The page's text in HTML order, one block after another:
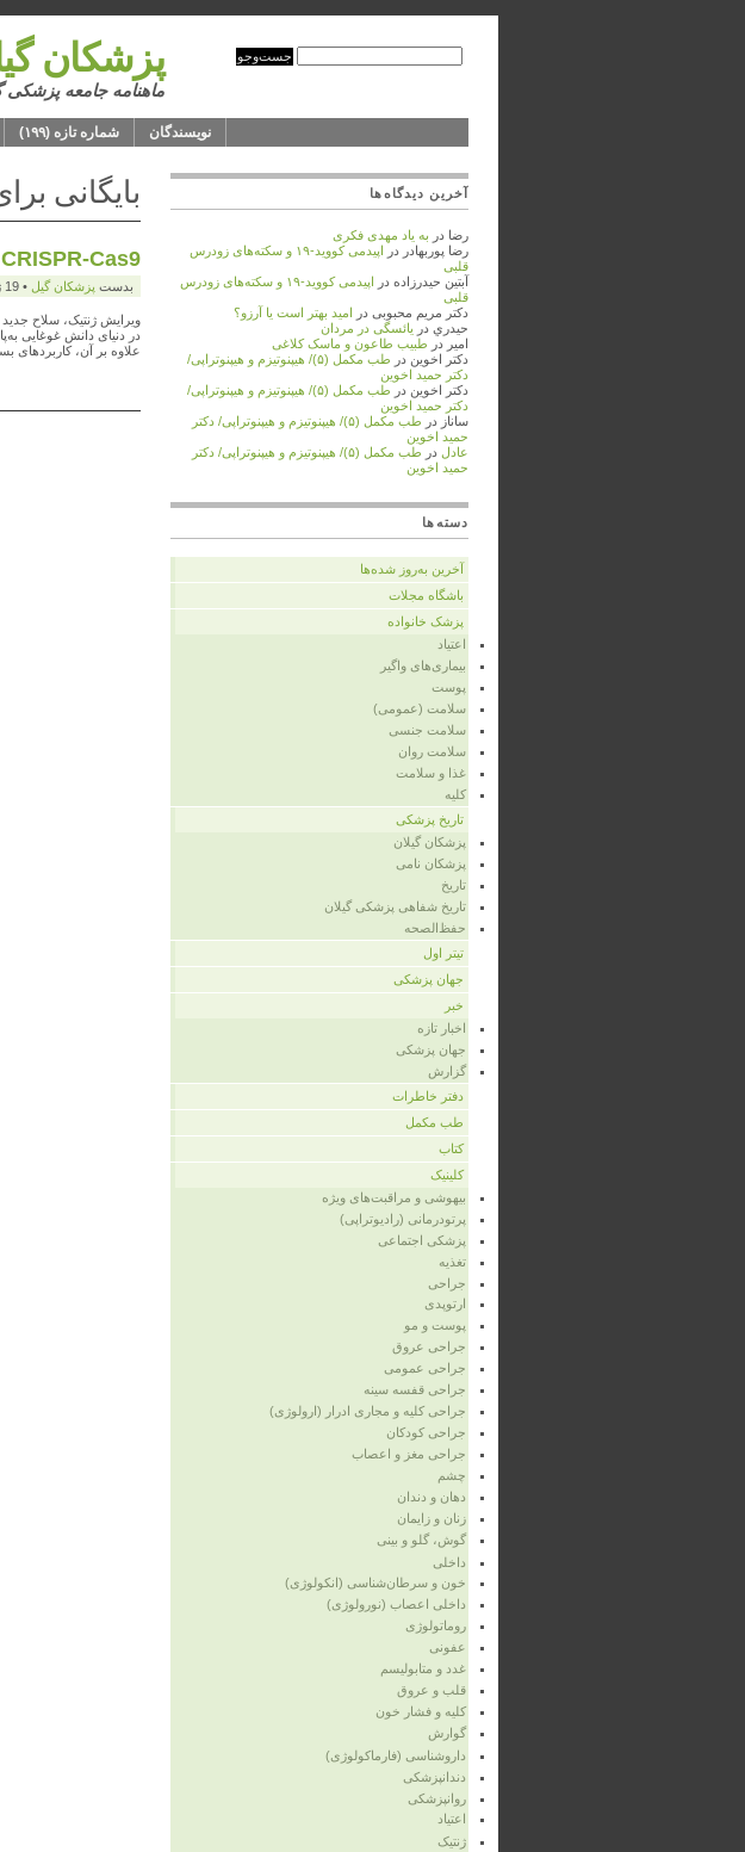
پزشکان
ماهنامه جامعه پزشکی
شماره‌‌ تازه (۱۹۹) نویسندگان
بایگانی
CRISPR-Cas9 غوغا به‌پا می‌کند!
بدست پزشكان گيل • 19 ژوئن 2017 • دسته:
در دنیای دانش غوغایی
علاوه بر آن،
آخرین دیدگاه‌ها
رضا در به ‌یاد مهدی فکری
رضا پوربهادر در
اپیدمی کووید-۱۹ و سکته‌های زودرس
قلبی
آبتین حیدرزاده در
اپیدمی کووید-۱۹ و سکته‌های زودرس
قلبی
دکتر مریم محبوبی در امید بهتر است یا آرزو؟
حيدري در یائسگی در مردان
امیر در طبیب طاعون و ماسک کلاغی
دکتر اخوین در
طب مکمل (۵)/ هیپنوتیزم و هیپنوتراپی/
دکتر حمید اخوین
دکتر اخوین در
طب مکمل (۵)/ هیپنوتیزم و هیپنوتراپی/
دکتر حمید اخوین
ساناز در
طب مکمل (۵)/ هیپنوتیزم و هیپنوتراپی/ دکتر
حمید اخوین
عادل در
طب مکمل (۵)/ هیپنوتیزم و هیپنوتراپی/ دکتر
حمید اخوین
دسته‌ها
آخرین به‌روز شده‌ها
باشگاه مجلات
پزشک خانواده
اعتیاد
بیماری‌های واگیر
پوست
سلامت (عمومی)
سلامت جنسی
سلامت روان
غذا و سلامت
کلیه
تاریخ پزشکی
پزشکان گیلان
پزشکان نامی
تاریخ
تاریخ شفاهی پزشکی گیلان
حفظ‌الصحه
تیتر اول
جهان پزشکی
خبر
اخبار تازه
جهان پزشکی
گزارش
دفتر خاطرات
طب مکمل
کتاب
کلینیک
بیهوشی و مراقبت‌های ویژه
پرتودرمانی (رادیوتراپی)
پزشکی اجتماعی
تغذیه
جراحی
ارتوپدی
پوست و مو
جراحی عروق
جراحی عمومی
جراحی قفسه‌ سینه
جراحی کلیه و مجاری ادرار (ارولوژی)
جراحی کودکان
جراحی مغز و اعصاب
چشم
دهان و دندان
زنان و زایمان
گوش، گلو و بینی
داخلی
خون و سرطان‌شناسی (انکولوژی)
داخلی اعصاب (نورولوژی)
روماتولوژی
عفونی
غدد و متابولیسم
قلب و عروق
کلیه و فشار خون
گوارش
داروشناسی (فارماکولوژی)
دندانپزشکی
روانپزشکی
اعتیاد
ژنتیک